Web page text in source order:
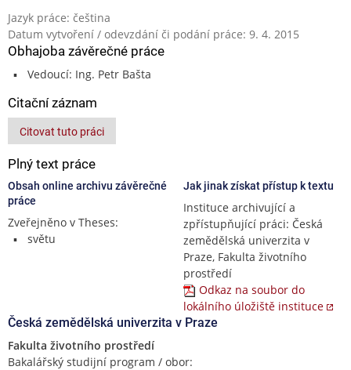
Jazyk práce: čeština
Datum vytvoření / odevzdání či podání práce: 9. 4. 2015
Obhajoba závěrečné práce
Vedoucí: Ing. Petr Bašta
Citační záznam
Citovat tuto práci
Plný text práce
Obsah online archivu závěrečné
práce
Zveřejněno v Theses:
světu
Jak jinak získat přístup k textu
Instituce archivující a
zpřístupňující práci: Česká
zemědělská univerzita v
Praze, Fakulta životního
prostředí
Odkaz na soubor do
lokálního úložiště instituce
Česká zemědělská univerzita v Praze
Fakulta životního prostředí
Bakalářský studijní program / obor: